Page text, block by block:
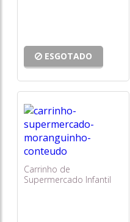
ESGOTADO
Carrinho de
Supermercado Infantil